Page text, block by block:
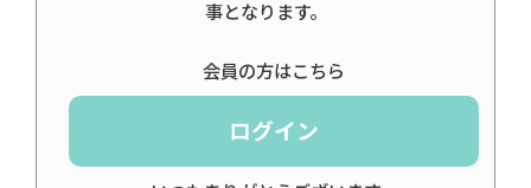
事となります。
会員の方はこちら
ログイン